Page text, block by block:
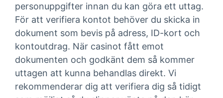
personuppgifter innan du kan göra ett uttag.
För att verifiera kontot behöver du skicka in
dokument som bevis på adress, ID-kort och
kontoutdrag. När casinot fått emot
dokumenten och godkänt dem så kommer
uttagen att kunna behandlas direkt. Vi
rekommenderar dig att verifiera dig så tidigt